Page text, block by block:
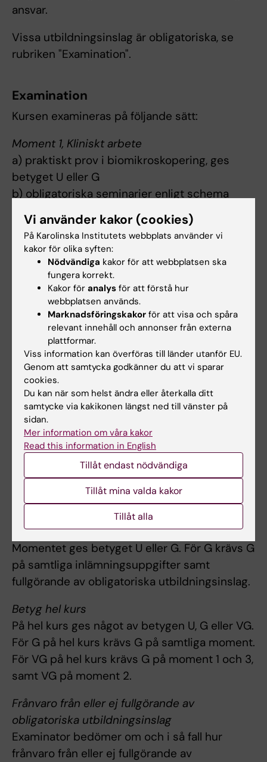
ansvar.
Vissa utbildningsinslag är obligatoriska, se
rubriken "Examination".
Examination
Kursen examineras på följande sätt:
Moment 1, Kliniskt arbete
a) praktiskt prov i biomikroskopering, ges
betyget U eller G
b) obligatoriska seminarier enligt schema
c) obligatorisk portfolio enligt anvisningar
Momentet ges betyget U eller G. För G krävs G
på praktiskt prov samt fullgörande av
obligatoriska utbildningsinslag.
Moment 2, Teoretisk förståelse
a) skriftlig tentamen, ges betyget U, G eller VG
b) obligatoriska seminarier enligt schema
Momentet ges betyget U, G eller VG. För G
krävs G på skriftlig tentamen, samt fullgörande
av obligatoriska utbildningsinslag. För VG
krävs VG på skriftlig tentamen, samt
fullgörande av obligatoriska utbildningsinslag.
Moment 3, Vetenskaplig utveckling
a) obligatoriska uppgifter i KI:s lärplattform
b) inlämningsuppgifter, ges betyget U eller G
c) obligatoriska seminarier enligt schema, en
del av programmets vetenskapliga strimma
Momentet ges betyget U eller G. För G krävs G
på samtliga inlämningsuppgifter samt
fullgörande av obligatoriska utbildningsinslag.
Betyg hel kurs
På hel kurs ges något av betygen U, G eller VG.
För G på hel kurs krävs G på samtliga moment.
För VG på hel kurs krävs G på moment 1 och 3,
samt VG på moment 2.
Frånvaro från eller ej fullgörande av
obligatoriska utbildningsinslag
Examinator bedömer om och i så fall hur
frånvaro från eller ej fullgörande av
Vi använder kakor (cookies)
På Karolinska Institutets webbplats använder vi
kakor för olika syften:
Nödvändiga kakor för att webbplatsen ska
fungera korrekt.
Kakor för analys för att förstå hur
webbplatsen används.
Marknadsföringskakor för att visa och spåra
relevant innehåll och annonser från externa
plattformar.
Viss information kan överföras till länder utanför EU.
Genom att samtycka godkänner du att vi sparar
cookies.
Du kan när som helst ändra eller återkalla ditt
samtycke via kakikonen längst ned till vänster på
sidan.
Mer information om våra kakor
Read this information in English
Tillåt endast nödvändiga
Tillåt mina valda kakor
Tillåt alla